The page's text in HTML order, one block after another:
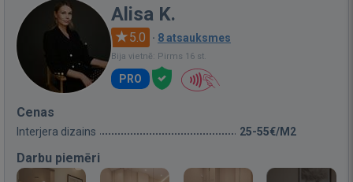
Alisa K.
5.0 · 8 atsauksmes
Bija vietnē: Pirms 16 st.
PRO
Cenas
Interjera dizains 25-55€/M2
Darbu piemēri